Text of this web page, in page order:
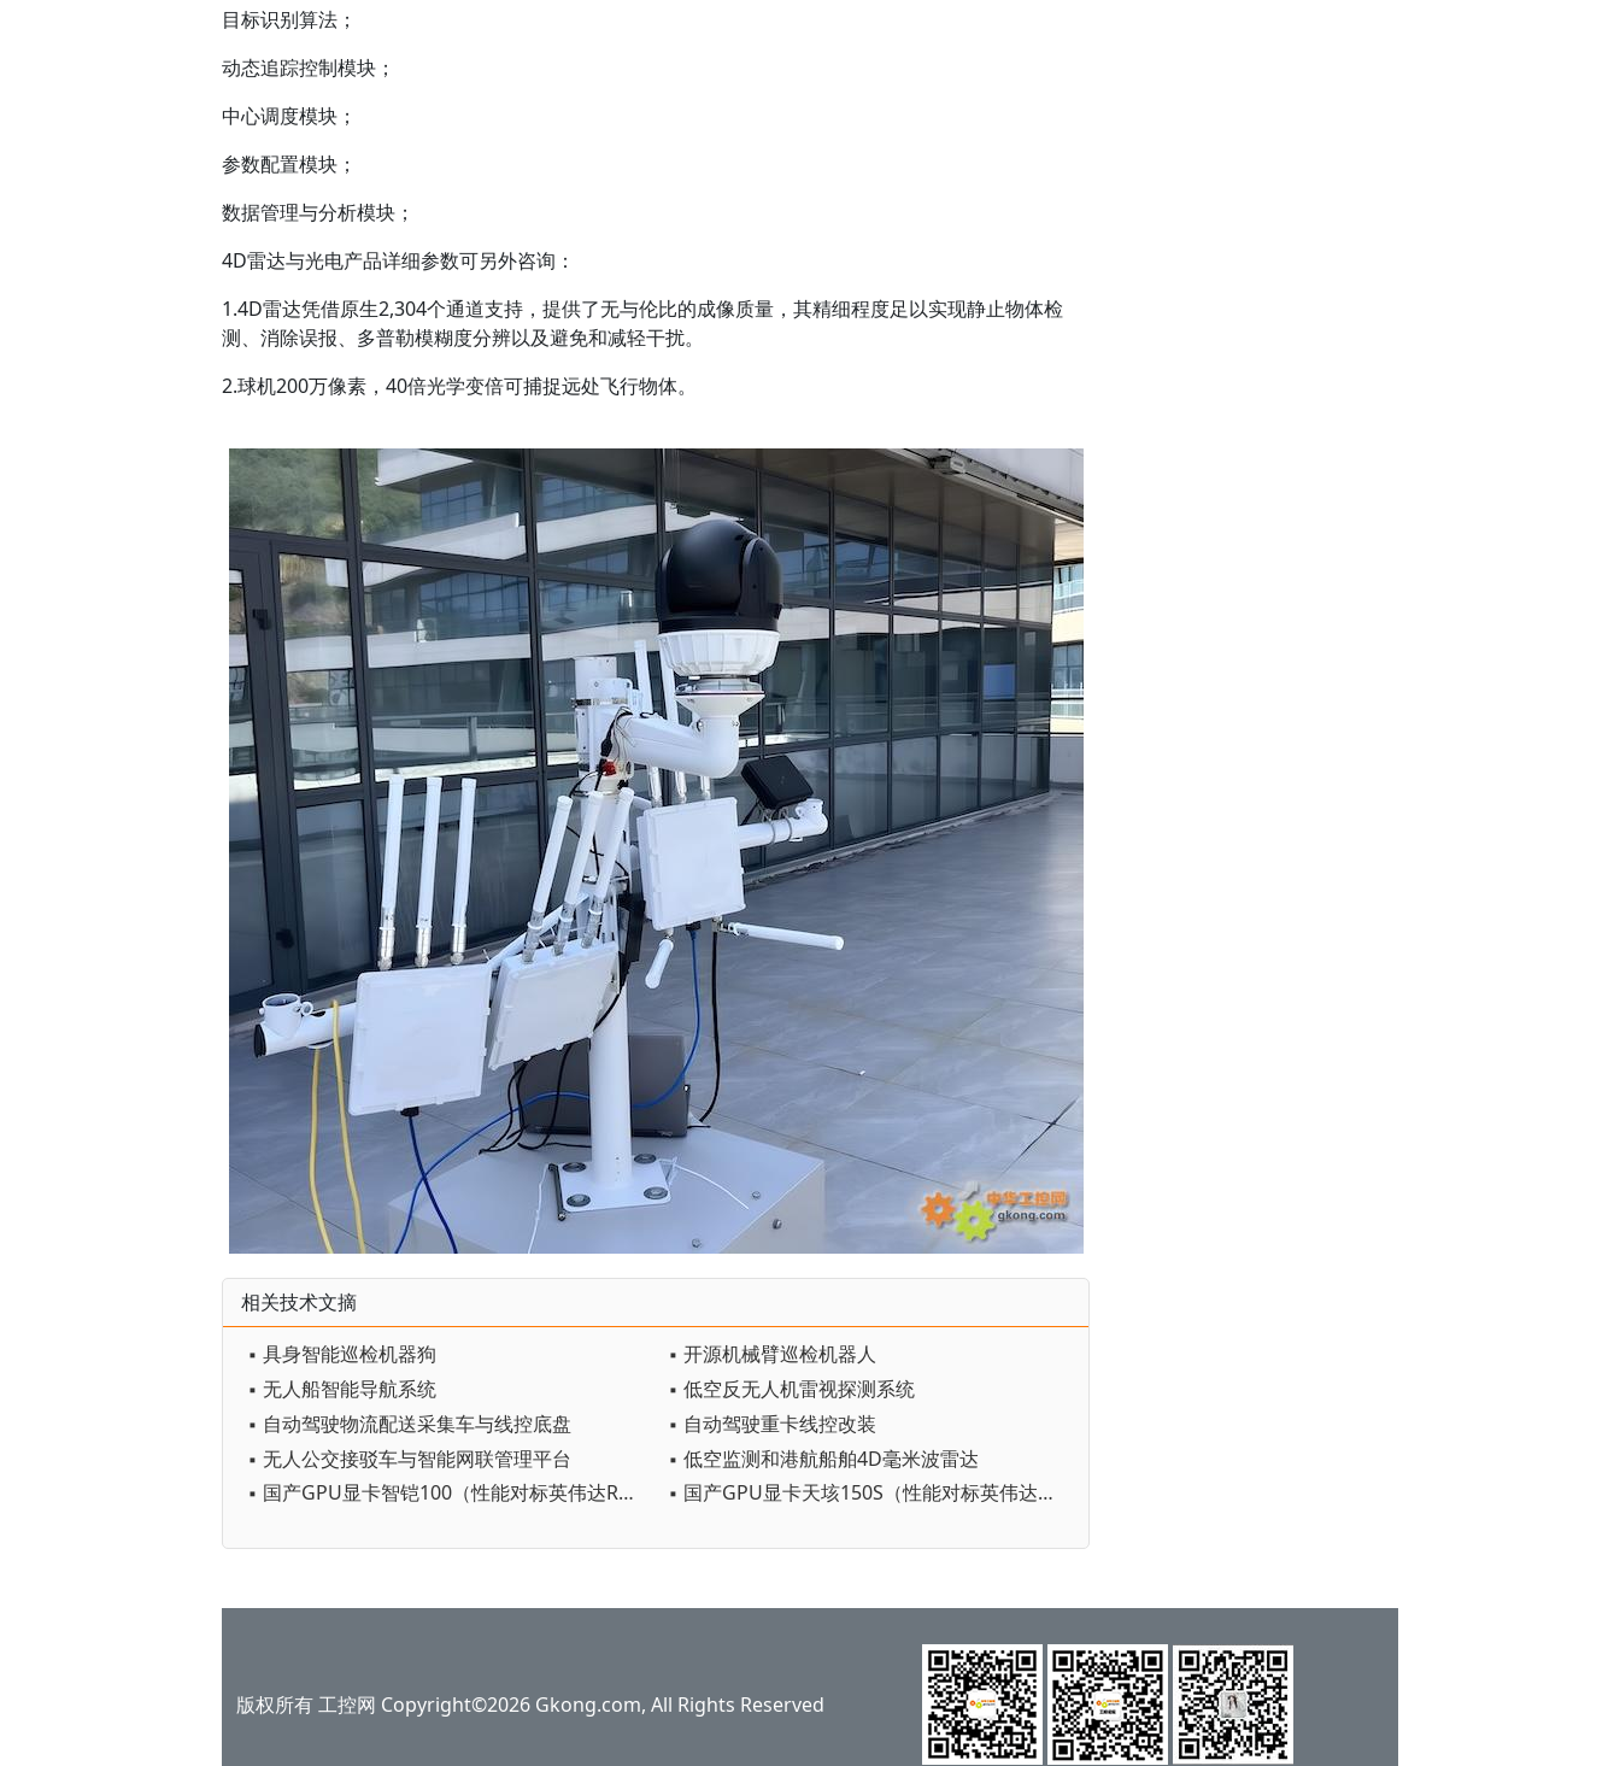
目标识别算法；
动态追踪控制模块；
中心调度模块；
参数配置模块；
数据管理与分析模块；
4D雷达与光电产品详细参数可另外咨询：
1.4D雷达凭借原生2,304个通道支持，提供了无与伦比的成像质量，其精细程度足以实现静止物体检
测、消除误报、多普勒模糊度分辨以及避免和减轻干扰。
2.球机200万像素，40倍光学变倍可捕捉远处飞行物体。
相关技术文摘
▪ 具身智能巡检机器狗
▪ 开源机械臂巡检机器人
▪ 无人船智能导航系统
▪ 低空反无人机雷视探测系统
▪ 自动驾驶物流配送采集车与线控底盘
▪ 自动驾驶重卡线控改装
▪ 无人公交接驳车与智能网联管理平台
▪ 低空监测和港航船舶4D毫米波雷达
▪ 国产GPU显卡智铠100（性能对标英伟达RTX 4090）
▪ 国产GPU显卡天垓150S（性能对标英伟达A100）
版权所有 工控网 Copyright©2026 Gkong.com, All Rights Reserved